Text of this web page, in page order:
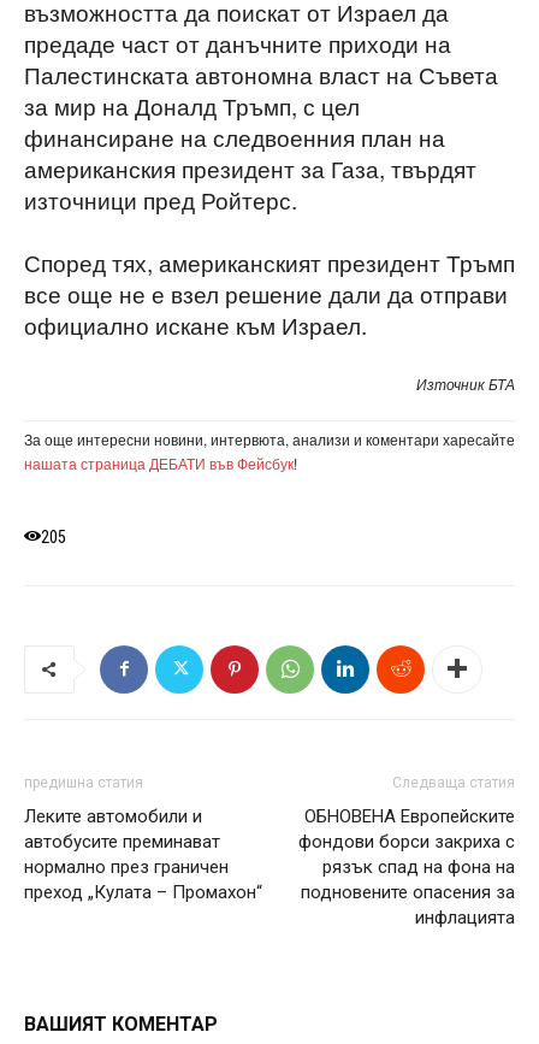
възможността да поискат от Израел да
предаде част от данъчните приходи на
Палестинската автономна власт на Съвета
за мир на Доналд Тръмп, с цел
финансиране на следвоенния план на
американския президент за Газа, твърдят
източници пред Ройтерс.
Според тях, американският президент Тръмп
все още не е взел решение дали да отправи
официално искане към Израел.
Източник БТА
За още интересни новини, интервюта, анализи и коментари харесайте
нашата страница ДЕБАТИ във Фейсбук!
205
предишна статия
Леките автомобили и
автобусите преминават
нормално през граничен
преход „Кулата – Промахон“
Следваща статия
ОБНОВЕНА Европейските
фондови борси закриха с
рязък спад на фона на
подновените опасения за
инфлацията
ВАШИЯТ КОМЕНТАР